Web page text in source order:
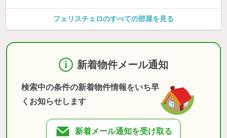
フェリスチェロのすべての部屋を見る
新着物件メール通知
検索中の条件の新着物件情報をいち早
くお知らせします
新着メール通知を受け取る